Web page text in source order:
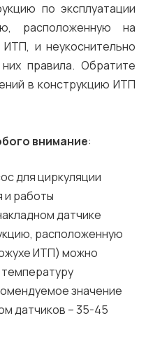
по эксплуатации
расположенную на
и неукоснительно
правила. Обратите
в конструкцию ИТП
внимание:
для циркуляции
и работы
датчике
расположенную
ИТП) можно
значение
датчиков – 35-45